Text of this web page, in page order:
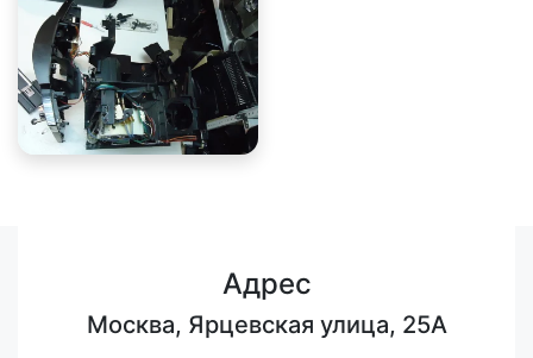
Адрес
Москва, Ярцевская улица, 25А